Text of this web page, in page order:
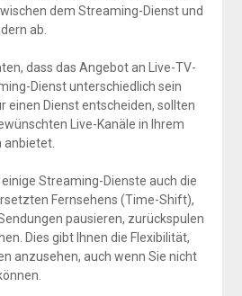
dem Streaming-Dienst und
ab.
dass das Angebot an Live-TV-
Dienst unterschiedlich sein
einen Dienst entscheiden, sollten
Live-Kanäle in Ihrem
anbietet.
Streaming-Dienste auch die
Fernsehens (Time-Shift),
pausieren, zurückspulen
Dies gibt Ihnen die Flexibilität,
anzusehen, auch wenn Sie nicht